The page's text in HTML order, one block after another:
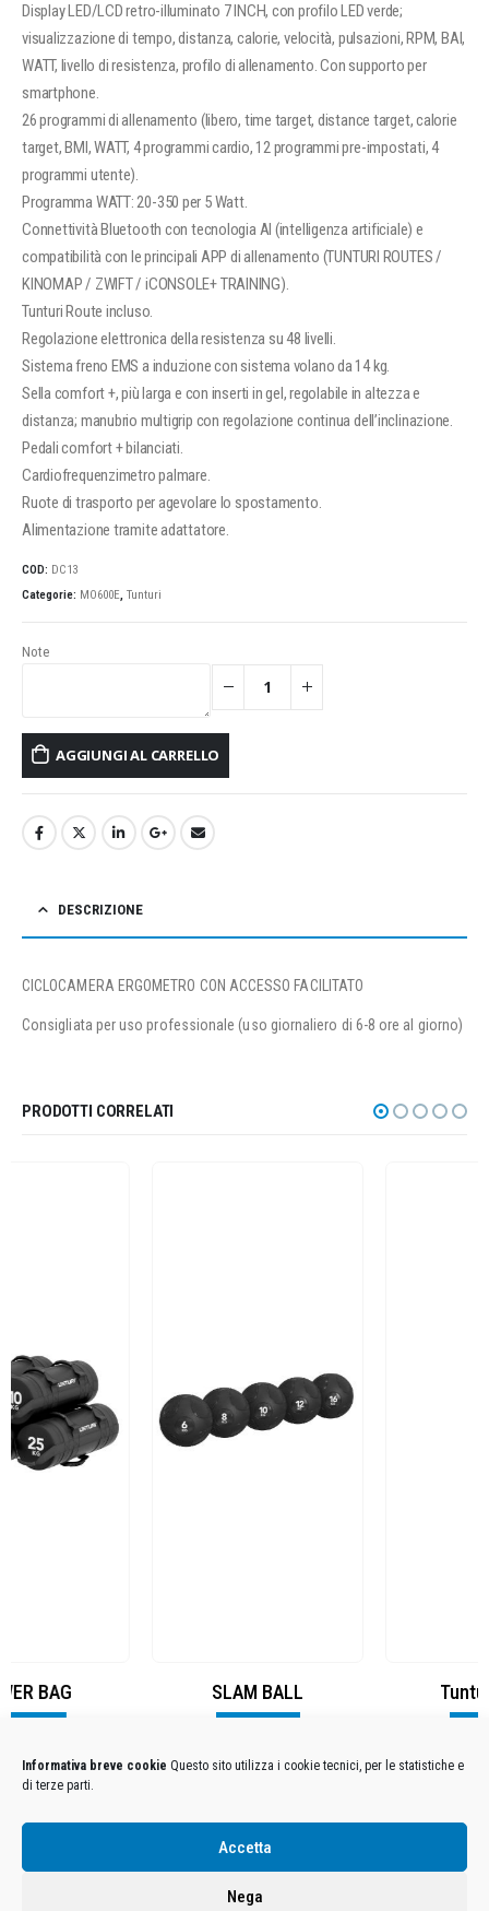
Informativa breve cookie Questo sito utilizza i cookie tecnici, per le statistiche e
di terze parti.
Accetta
Nega
Display LED/LCD retro-illuminato 7 INCH, con profilo LED verde;
visualizzazione di tempo, distanza, calorie, velocità, pulsazioni, RPM, BAI,
WATT, livello di resistenza, profilo di allenamento. Con supporto per
smartphone.
26 programmi di allenamento (libero, time target, distance target, calorie
target, BMI, WATT, 4 programmi cardio, 12 programmi pre-impostati, 4
programmi utente).
Programma WATT: 20-350 per 5 Watt.
Connettività Bluetooth con tecnologia AI (intelligenza artificiale) e
compatibilità con le principali APP di allenamento (TUNTURI ROUTES /
KINOMAP / ZWIFT / iCONSOLE+ TRAINING).
Tunturi Route incluso.
Regolazione elettronica della resistenza su 48 livelli.
Sistema freno EMS a induzione con sistema volano da 14 kg.
Sella comfort +, più larga e con inserti in gel, regolabile in altezza e
distanza; manubrio multigrip con regolazione continua dell’inclinazione.
Pedali comfort + bilanciati.
Cardiofrequenzimetro palmare.
Ruote di trasporto per agevolare lo spostamento.
Alimentazione tramite adattatore.
COD: DC13
Categorie: MO600E, Tunturi
Note
AGGIUNGI AL CARRELLO
DESCRIZIONE
CICLOCAMERA ERGOMETRO CON ACCESSO FACILITATO
Consigliata per uso professionale (uso giornaliero di 6-8 ore al giorno)
PRODOTTI CORRELATI
Condizioni Generali di Utilizzo-Cookies-Privacy
Euro 12.500.000 i.v. - C.F. e Iscr. Reg. Imp. Monza e Brianza 02137480964 - R.E.A. MB-1370021 -